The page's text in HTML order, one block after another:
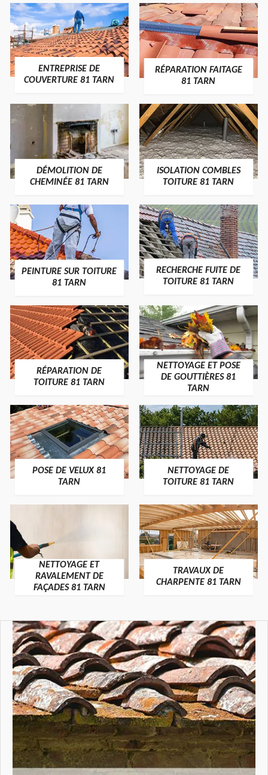
ENTREPRISE DE
COUVERTURE 81 TARN
RÉPARATION FAITAGE
81 TARN
DÉMOLITION DE
CHEMINÉE 81 TARN
ISOLATION COMBLES
TOITURE 81 TARN
PEINTURE SUR TOITURE
81 TARN
RECHERCHE FUITE DE
TOITURE 81 TARN
RÉPARATION DE
TOITURE 81 TARN
NETTOYAGE ET POSE
DE GOUTTIÈRES 81
TARN
POSE DE VELUX 81
TARN
NETTOYAGE DE
TOITURE 81 TARN
NETTOYAGE ET
RAVALEMENT DE
FAÇADES 81 TARN
TRAVAUX DE
CHARPENTE 81 TARN